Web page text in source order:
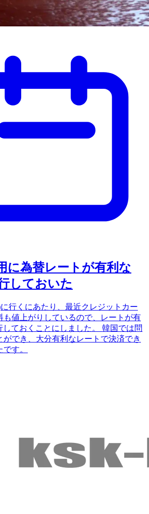
に為替レートが有利な
しておいた
行くにあたり、最近クレジットカー
も値上がりしているので、レートが有
しておくことにしました。 韓国では問
ができ、大分有利なレートで決済でき
す。